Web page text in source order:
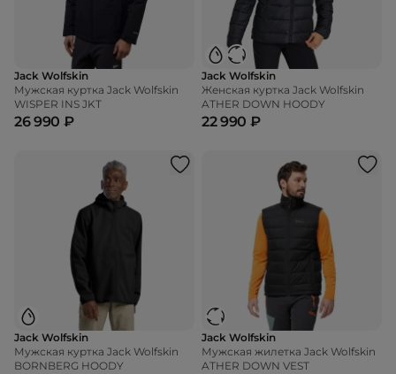
Jack Wolfskin
Мужская куртка Jack Wolfskin
WISPER INS JKT
26 990 ₽
Jack Wolfskin
Женская куртка Jack Wolfskin
ATHER DOWN HOODY
22 990 ₽
Jack Wolfskin
Мужская куртка Jack Wolfskin
BORNBERG HOODY
Jack Wolfskin
Мужская жилетка Jack Wolfskin
ATHER DOWN VEST